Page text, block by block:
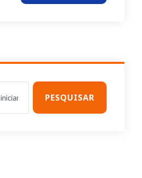
PESQUISAR